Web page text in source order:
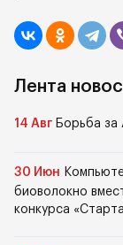
Лента
14 Авг Борьба за
30 Июн
биоволокно
конкурса